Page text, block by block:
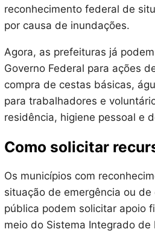
reconhecimento federal de
por causa de inundações.
Agora, as prefeituras já
Governo Federal para ações
compra de cestas básicas,
para trabalhadores e
residência, higiene pessoal e
Como solicitar
Os municípios com
situação de emergência ou
pública podem solicitar apoio
meio do Sistema Integrado de